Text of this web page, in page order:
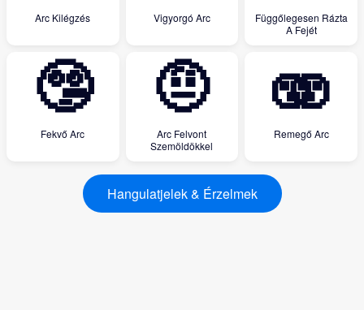
Arc Kilégzés Vigyorgó Arc
Függőlegesen Rázta
A Fejét
🤥
Fekvő Arc
🤨
Arc Felvont
Szemöldökkel
🫨
Remegő Arc
Hangulatjelek & Érzelmek